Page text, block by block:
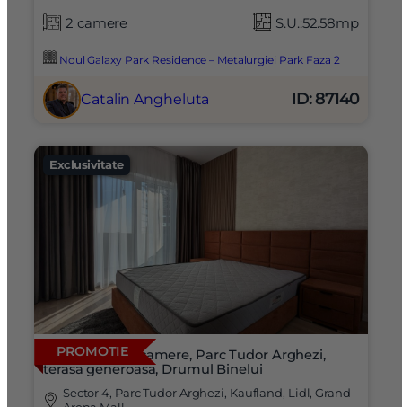
2 camere S.U.:52.58mp
Noul Galaxy Park Residence – Metalurgiei Park Faza 2
Catalin Angheluta ID: 87140
Exclusivitate
PROMOTIE
Apartament 3 camere, Parc Tudor Arghezi,
terasa generoasa, Drumul Binelui
Sector 4, Parc Tudor Arghezi, Kaufland, Lidl, Grand